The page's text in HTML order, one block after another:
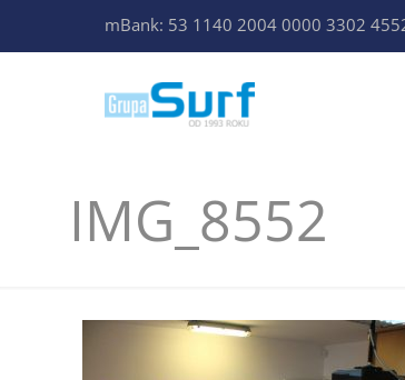
mBank: 53 1140 2004 0000 3302
IMG_8552